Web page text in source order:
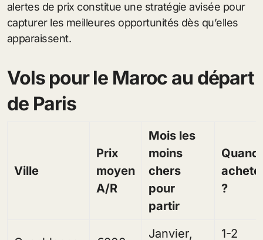
alertes de prix constitue une stratégie avisée pour
capturer les meilleures opportunités dès qu’elles
apparaissent.
Vols pour le Maroc au départ
de Paris
Ville
Prix
moyen
A/R
Mois les
moins
chers
pour
partir
Quand
?
Janvier, 1-2